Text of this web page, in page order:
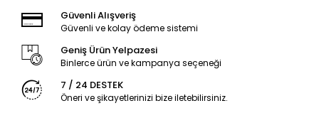
Güvenli Alışveriş
Güvenli ve kolay ödeme sistemi
Geniş Ürün Yelpazesi
Binlerce ürün ve kampanya seçeneği
7 / 24 DESTEK
Öneri ve şikayetlerinizi bize iletebilirsiniz.